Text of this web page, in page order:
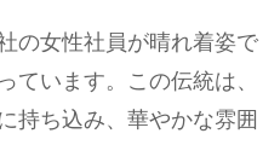
の女性社員が晴れ着姿で
ています。この伝統は、
持ち込み、華やかな雰囲